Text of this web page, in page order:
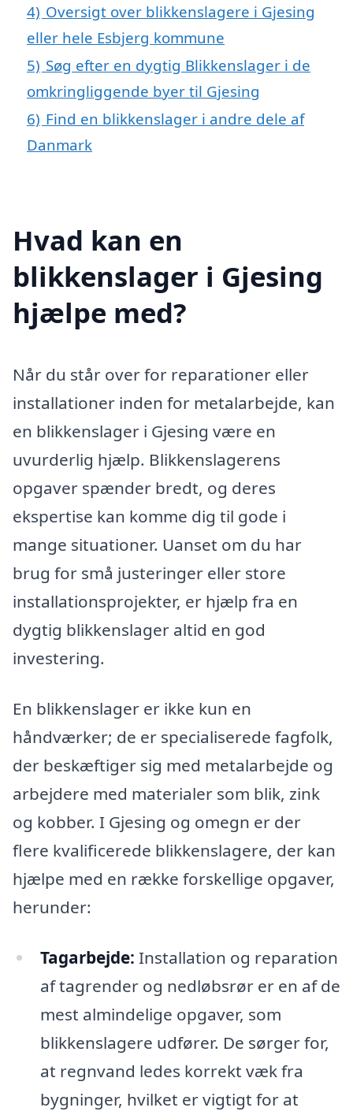
4) Oversigt over blikkenslagere i Gjesing
eller hele Esbjerg kommune
5) Søg efter en dygtig Blikkenslager i de
omkringliggende byer til Gjesing
6) Find en blikkenslager i andre dele af
Danmark
Hvad kan en
blikkenslager i Gjesing
hjælpe med?
Når du står over for reparationer eller
installationer inden for metalarbejde, kan
en blikkenslager i Gjesing være en
uvurderlig hjælp. Blikkenslagerens
opgaver spænder bredt, og deres
ekspertise kan komme dig til gode i
mange situationer. Uanset om du har
brug for små justeringer eller store
installationsprojekter, er hjælp fra en
dygtig blikkenslager altid en god
investering.
En blikkenslager er ikke kun en
håndværker; de er specialiserede fagfolk,
der beskæftiger sig med metalarbejde og
arbejdere med materialer som blik, zink
og kobber. I Gjesing og omegn er der
flere kvalificerede blikkenslagere, der kan
hjælpe med en række forskellige opgaver,
herunder:
Tagarbejde: Installation og reparation
af tagrender og nedløbsrør er en af de
mest almindelige opgaver, som
blikkenslagere udfører. De sørger for,
at regnvand ledes korrekt væk fra
bygninger, hvilket er vigtigt for at